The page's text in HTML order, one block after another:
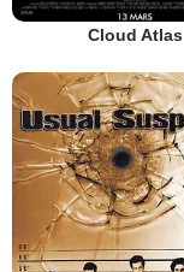
Cloud Atlas